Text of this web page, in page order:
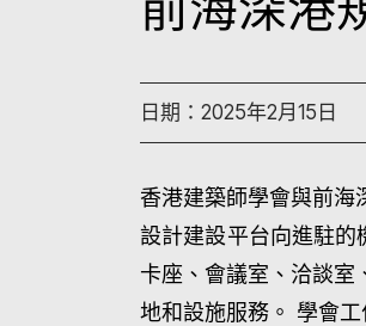
日期：2025年2月15日
香港建築師學會與前海
設計建設平台向進駐的
卡座、會議室、洽談室
地和設施服務。 學會